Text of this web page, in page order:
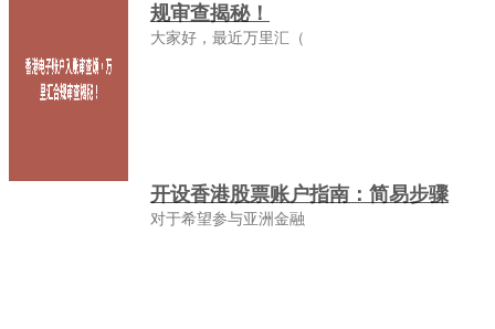
规审查揭秘！
大家好，最近万里汇（
开设香港股票账户指南：简易步骤
对于希望参与亚洲金融